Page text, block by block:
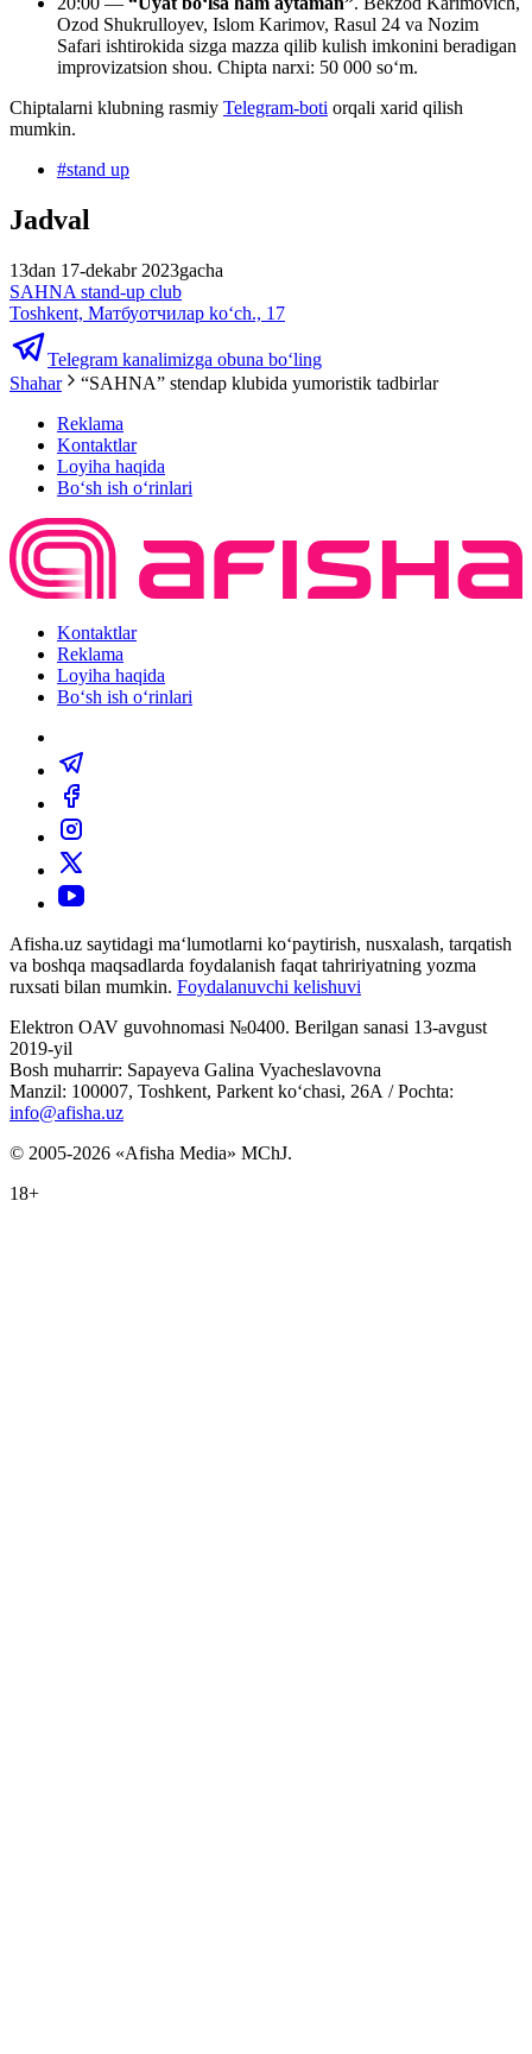
Ozod Shukrulloyev, Islom Karimov, Rasul 24 va Nozim
Safari ishtirokida sizga mazza qilib kulish imkonini beradigan
improvizatsion shou. Chipta narxi: 50 000 so‘m.
Chiptalarni klubning rasmiy Telegram-boti orqali xarid qilish
mumkin.
#stand up
Jadval
13dan 17-dekabr 2023gacha
SAHNA stand-up club
Toshkent, Матбуотчилар ko‘ch., 17
Telegram kanalimizga obuna bo‘ling
Shahar
“SAHNA” stendap klubida yumoristik tadbirlar
Reklama
Kontaktlar
Loyiha haqida
Bo‘sh ish o‘rinlari
Kontaktlar
Reklama
Loyiha haqida
Bo‘sh ish o‘rinlari
Afisha.uz saytidagi ma‘lumotlarni ko‘paytirish, nusxalash, tarqatish
va boshqa maqsadlarda foydalanish faqat tahririyatning yozma
ruxsati bilan mumkin. Foydalanuvchi kelishuvi
Elektron OAV guvohnomasi №0400. Berilgan sanasi 13-avgust
2019-yil
Bosh muharrir: Sapayeva Galina Vyacheslavovna
Manzil: 100007, Toshkent, Parkent ko‘chasi, 26А / Pochta:
info@afisha.uz
© 2005-2026 «Afisha Media» MChJ.
18+